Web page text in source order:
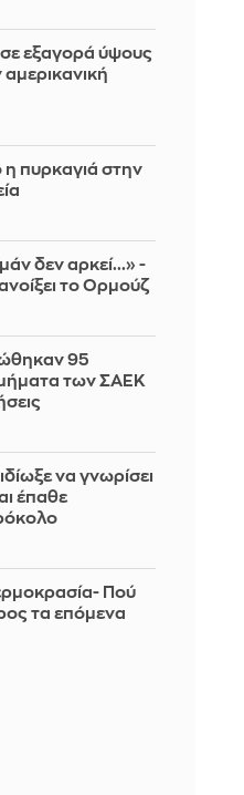
εξαγορά ύψους
πυρκαγιά στην
δεν αρκεί...» -
το Ορμούζ
95
των ΣΑΕΚ
να γνωρίσει
έπαθε
Πού
τα επόμενα